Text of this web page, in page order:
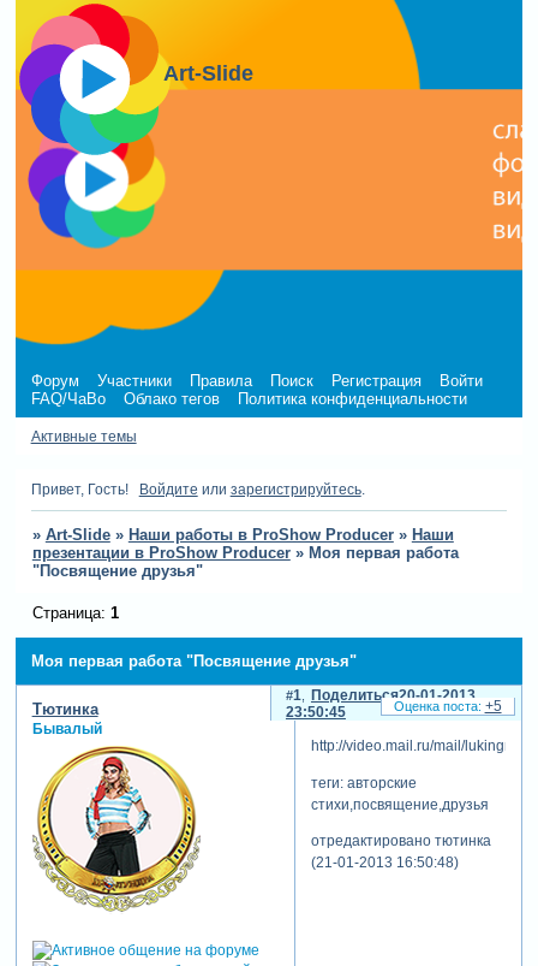
Art-Slide
Форум Участники Правила Поиск Регистрация
Войти
FAQ/ЧаВо
Облако тегов Политика конфиденциальности
Активные темы
Привет, Гость! Войдите или зарегистрируйтесь.
» Art-Slide » Наши работы в ProShow Producer » Наши
презентации в ProShow Producer » Моя первая работа
"Посвящение друзья"
Моя первая работа "Посвящение друзья"
Страница: 1
Поделиться
1
20-01-2013
23:50:45
Тютинка
Бывалый
http://video.mail.ru/mail/lukingnu/
теги: авторские
стихи,посвящение,друзья
отредактировано тютинка
(21-01-2013 16:50:48)
+5